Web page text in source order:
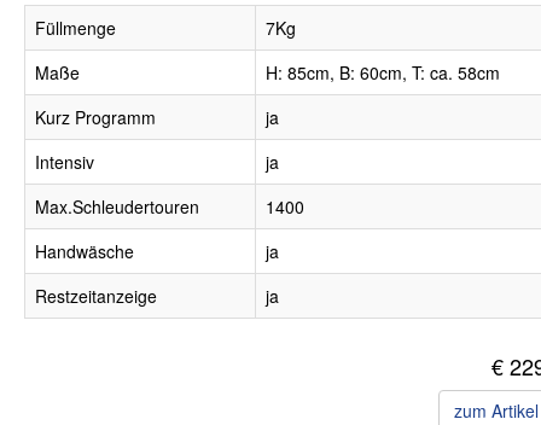
Füllmenge
7Kg
Maße
H: 85cm, B: 60cm, T: ca. 58cm
Kurz Programm
ja
Intensiv
ja
Max.Schleudertouren
1400
Handwäsche
ja
Restzeitanzeige
ja
€
zum